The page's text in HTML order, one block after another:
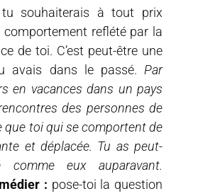
souhaiterais à tout prix
comportement reflété par la
de toi. C’est peut-être une
avais dans le passé. Par
en vacances dans un pays
des personnes de
que toi qui se comportent de
et déplacée. Tu as peut-
eux auparavant.
: pose-toi la question